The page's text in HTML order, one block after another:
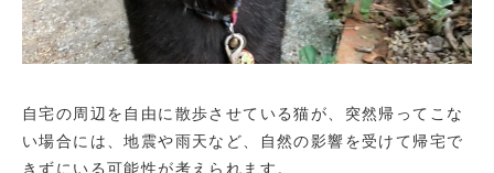
自宅の周辺を自由に散歩させている猫が、突然帰ってこな
い場合には、地震や雨天など、自然の影響を受けて帰宅で
きずにいる可能性が考えられます。